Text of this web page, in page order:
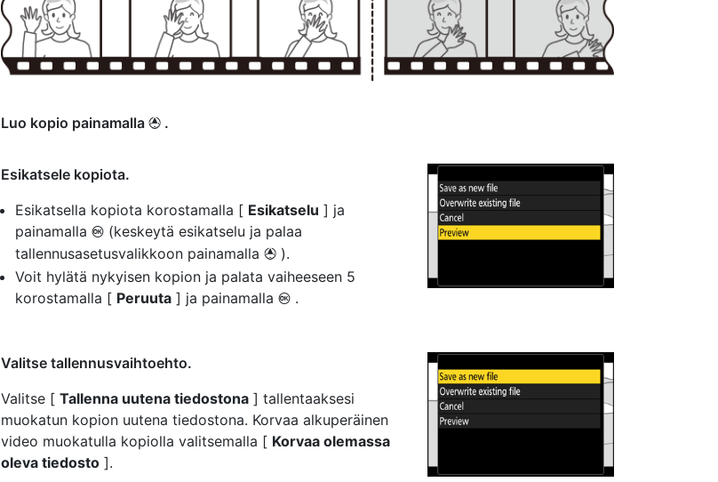
Luo kopio painamalla 1 .
Esikatsele kopiota.
Esikatsella kopiota korostamalla [ Esikatselu ] ja
painamalla J (keskeytä esikatselu ja palaa
tallennusasetusvalikkoon painamalla 1 ).
Voit hylätä nykyisen kopion ja palata vaiheeseen 5
korostamalla [ Peruuta ] ja painamalla J .
Valitse tallennusvaihtoehto.
Valitse [ Tallenna uutena tiedostona ] tallentaaksesi
muokatun kopion uutena tiedostona. Korvaa alkuperäinen
video muokatulla kopiolla valitsemalla [ Korvaa olemassa
oleva tiedosto ].